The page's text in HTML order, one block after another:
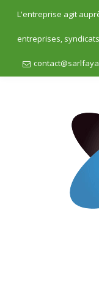
L'entreprise agit
entreprises,